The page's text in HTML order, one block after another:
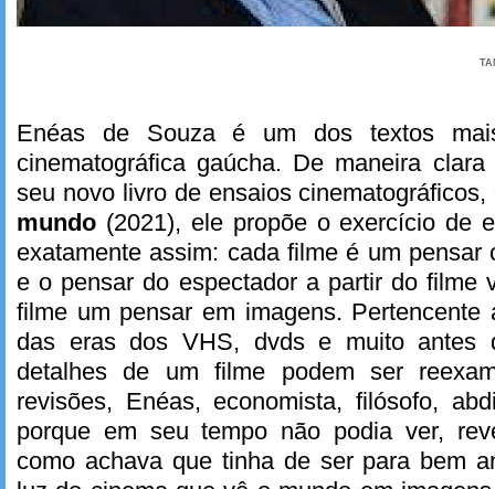
Enéas de Souza é um dos textos
cinematográfica gaúcha. De maneira
seu novo livro de ensaios cinematográficos,
mundo (2021), ele propõe o exercício de
exatamente assim: cada filme é um pensar
e o pensar do espectador a partir do filme
filme um pensar em imagens. Pertencente
das eras dos VHS, dvds e muito antes
detalhes de um filme podem ser
revisões, Enéas, economista, filósofo,
porque em seu tempo não podia ver,
como achava que tinha de ser para bem